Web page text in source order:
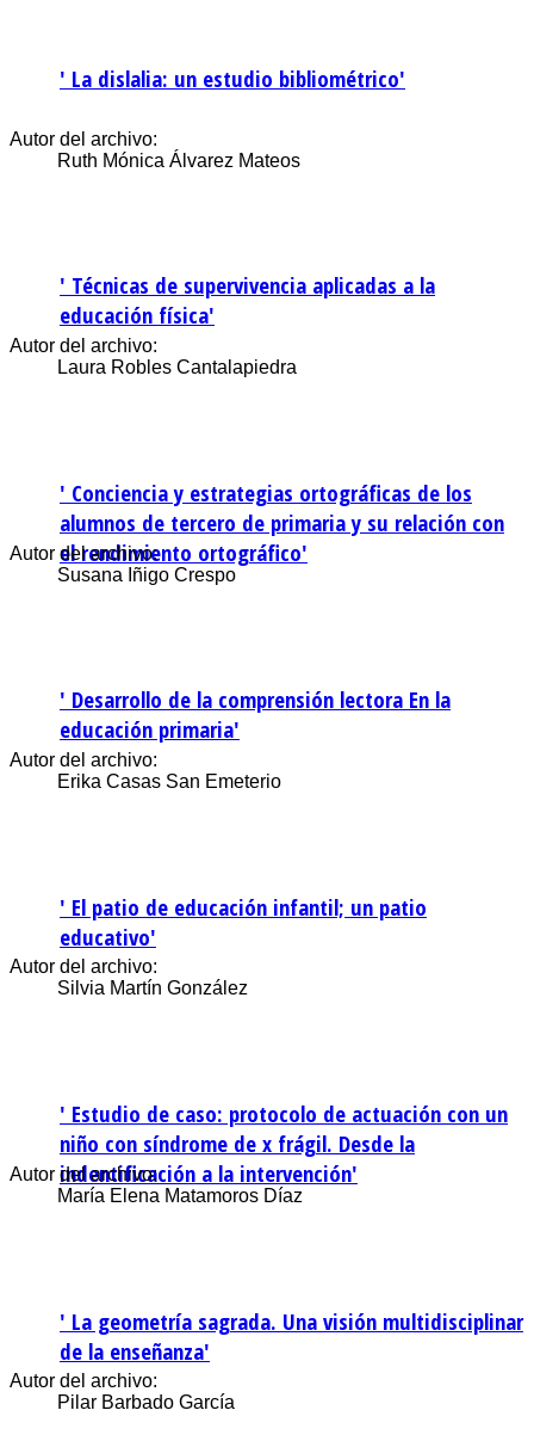
' La dislalia: un estudio bibliométrico'
Autor del archivo:
Ruth Mónica Álvarez Mateos
' Técnicas de supervivencia aplicadas a la
educación física'
Autor del archivo:
Laura Robles Cantalapiedra
' Conciencia y estrategias ortográficas de los
alumnos de tercero de primaria y su relación con
el rendimiento ortográfico'
Autor del archivo:
Susana Iñigo Crespo
' Desarrollo de la comprensión lectora En la
educación primaria'
Autor del archivo:
Erika Casas San Emeterio
' El patio de educación infantil; un patio
educativo'
Autor del archivo:
Silvia Martín González
' Estudio de caso: protocolo de actuación con un
niño con síndrome de x frágil. Desde la
indentificación a la intervención'
Autor del archivo:
María Elena Matamoros Díaz
' La geometría sagrada. Una visión multidisciplinar
de la enseñanza'
Autor del archivo:
Pilar Barbado García